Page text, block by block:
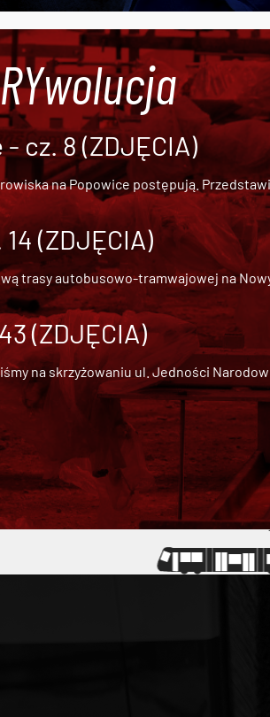
cz. 8 (ZDJĘCIA)
na Popowice postępują.
(ZDJĘCIA)
trasy autobusowo-tramwajowej na
(ZDJĘCIA)
na skrzyżowaniu ul. Jedności